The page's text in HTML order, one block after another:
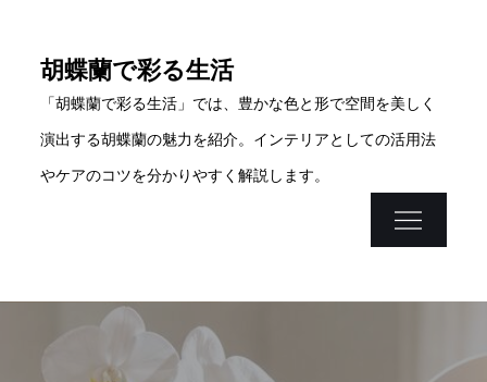
content胡蝶蘭で彩る生活
「胡蝶蘭で彩る生活」では、豊かな色と形で空間を美しく
演出する胡蝶蘭の魅力を紹介。インテリアとしての活用法
やケアのコツを分かりやすく解説します。